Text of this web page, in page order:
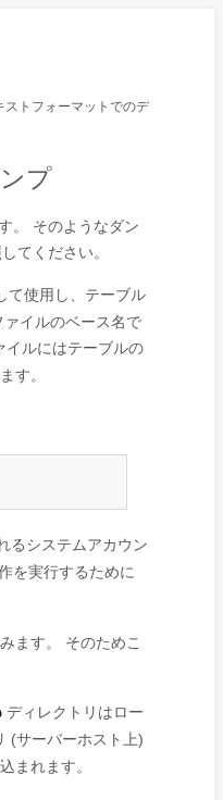
トフォーマットでのデ
プ
。 そのようなダン
てください。
て使用し、テーブル
イルのベース名で
イルにはテーブルの
す。
るシステムアカウン
を実行するために
ます。 そのためこ
ディレクトリはロー
(サーバーホスト上)
まれます。